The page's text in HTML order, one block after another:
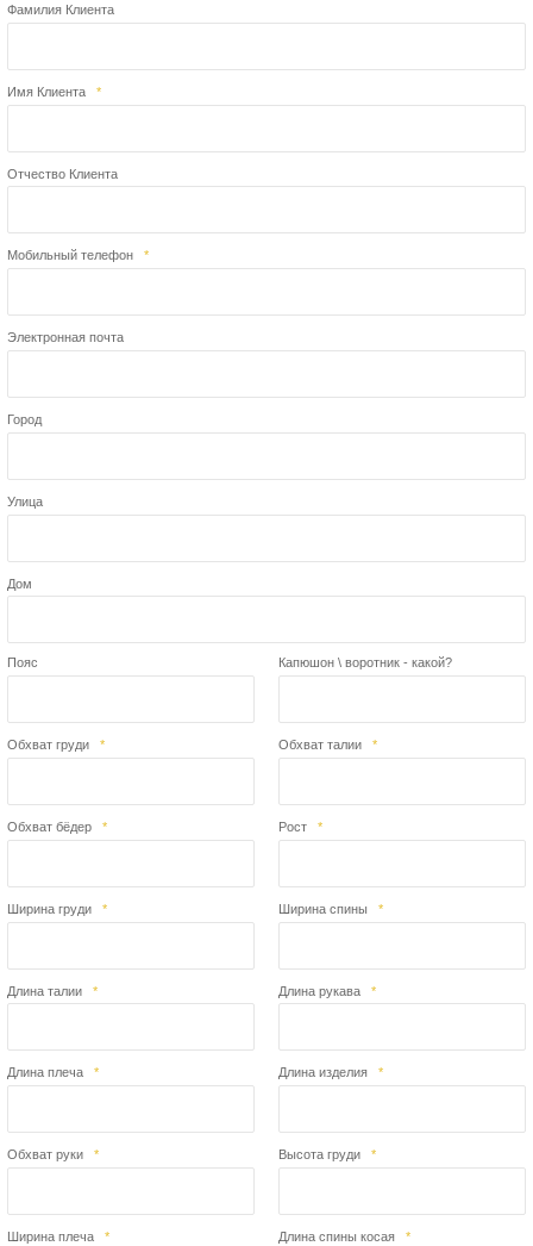
Фамилия Клиента
Имя Клиента *
Отчество Клиента
Мобильный телефон *
Электронная почта
Город
Улица
Дом
Пояс
Обхват груди *
Обхват бёдер *
Ширина груди *
Длина талии *
Длина плеча *
Обхват руки *
Ширина плеча *
Капюшон \ воротник - какой?
Обхват талии *
Рост *
Ширина спины *
Длина рукава *
Длина изделия *
Высота груди *
Длина спины косая *